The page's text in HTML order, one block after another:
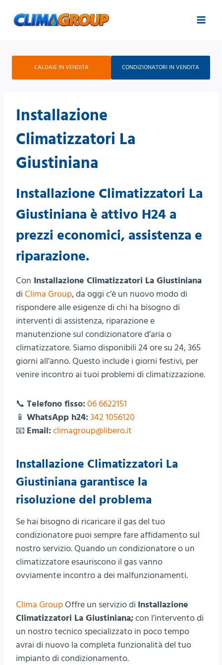
CALDAIE IN VENDITA CONDIZIONATORI IN VENDITA
Installazione
Climatizzatori La
Giustiniana
Installazione Climatizzatori La
Giustiniana è attivo H24 a
prezzi economici, assistenza e
riparazione.
Con Installazione Climatizzatori La Giustiniana
di Clima Group, da oggi c’è un nuovo modo di
rispondere alle esigenze di chi ha bisogno di
interventi di assistenza, riparazione e
manutenzione sul condizionatore d’aria o
climatizzatore. Siamo disponibili 24 ore su 24, 365
giorni all’anno. Questo include i giorni festivi, per
venire incontro ai tuoi problemi di climatizzazione.
📞 Telefono fisso: 06 6622151
📱 WhatsApp h24: 342 1056120
📧 Email: climagroup@libero.it
Installazione Climatizzatori La
Giustiniana garantisce la
risoluzione del problema
Se hai bisogno di ricaricare il gas del tuo
condizionatore puoi sempre fare affidamento sul
nostro servizio. Quando un condizionatore o un
climatizzatore esauriscono il gas vanno
ovviamente incontro a dei malfunzionamenti.
Clima Group Offre un servizio di Installazione
Climatizzatori La Giustiniana;con l’intervento di
un nostro tecnico specializzato in poco tempo
avrai di nuovo la completa funzionalità del tuo
impianto di condizionamento.